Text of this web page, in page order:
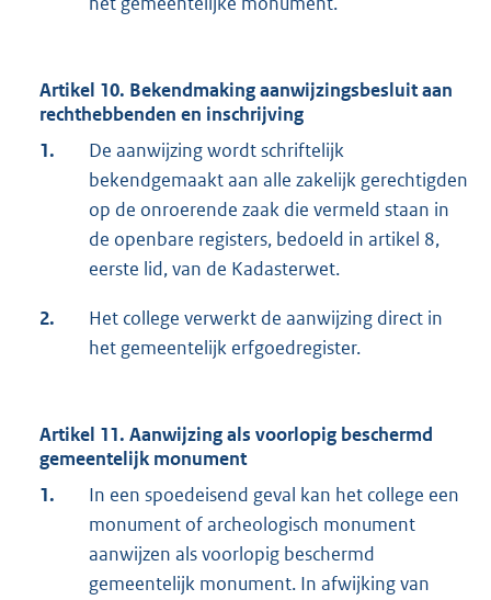
Artikel 10. Bekendmaking aanwijzingsbesluit aan
rechthebbenden en inschrijving
1.
De aanwijzing wordt schriftelijk
bekendgemaakt aan alle zakelijk gerechtigden
op de onroerende zaak die vermeld staan in
de openbare registers, bedoeld in artikel 8,
eerste lid, van de Kadasterwet.
2.
Het college verwerkt de aanwijzing direct in
het gemeentelijk erfgoedregister.
Artikel 11. Aanwijzing als voorlopig beschermd
gemeentelijk monument
1.
In een spoedeisend geval kan het college een
monument of archeologisch monument
aanwijzen als voorlopig beschermd
gemeentelijk monument. In afwijking van